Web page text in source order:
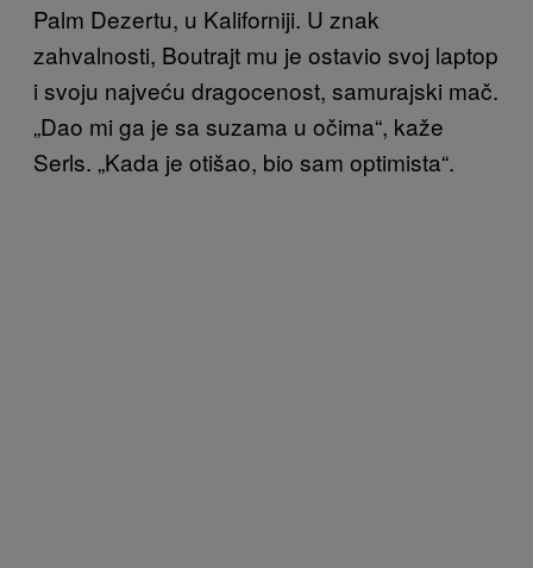
Palm Dezertu, u Kaliforniji. U znak
zahvalnosti, Boutrajt mu je ostavio svoj laptop
i svoju najveću dragocenost, samurajski mač.
„Dao mi ga je sa suzama u očima“, kaže
Serls. „Kada je otišao, bio sam optimista“.